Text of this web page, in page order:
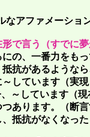
なアファメーショ
形で言う（すでに
、一番力をもっ
があるような
ています（実現
しています（現
ります。（断言
抗がなくなった